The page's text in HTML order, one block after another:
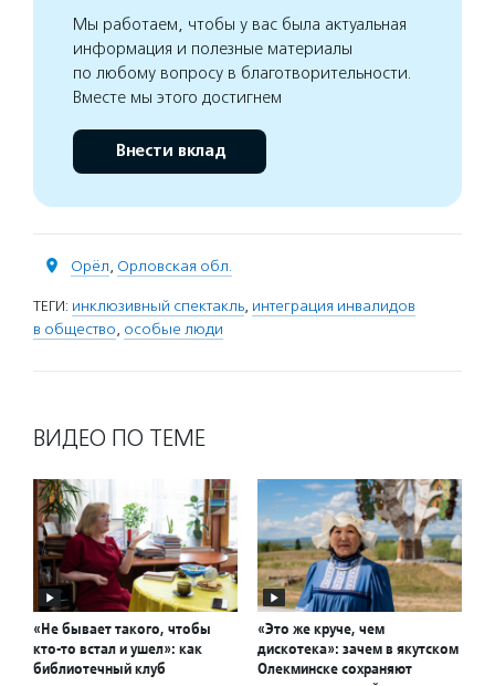
Мы работаем, чтобы у вас была актуальная
информация и полезные материалы
по любому вопросу в благотворительности.
Вместе мы этого достигнем
Внести вклад
Орёл, Орловская обл.
ТЕГИ: инклюзивный спектакль, интеграция инвалидов
в общество, особые люди
ВИДЕО ПО ТЕМЕ
«Не бывает такого, чтобы
кто-то встал и ушел»: как
библиотечный клуб
«Это же круче, чем
дискотека»: зачем в якутском
Олекминске сохраняют